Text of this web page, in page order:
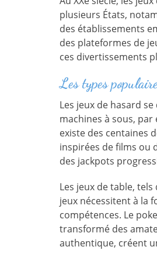
plusieurs États,
des établissements
des plateformes de
ces divertissements
Les types
Les jeux de hasard
machines à sous,
existe des centaines
inspirées de films ou
des jackpots
Les jeux de table,
jeux nécessitent à la
compétences. Le
transformé des
authentique, créent